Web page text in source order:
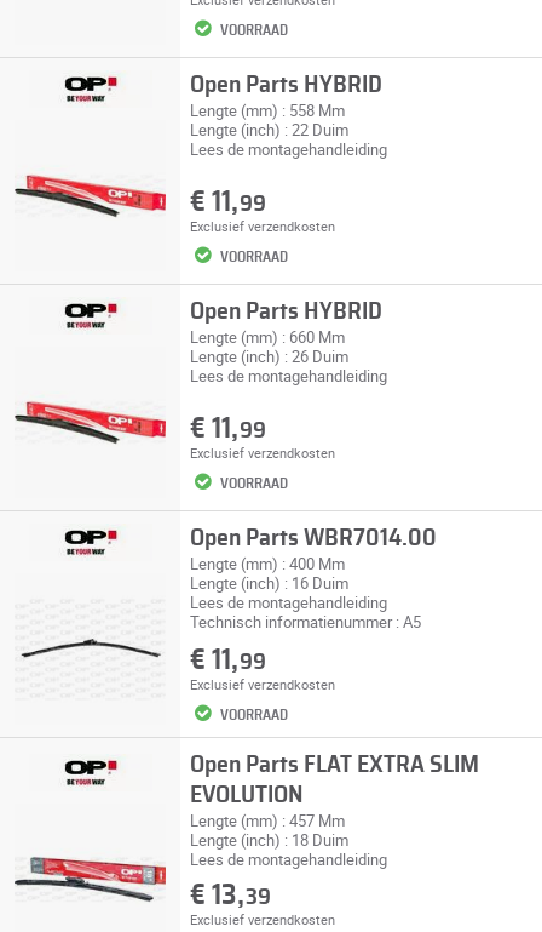
VOORRAAD
Open Parts HYBRID
Lengte (mm) : 558 Mm
Lengte (inch) : 22 Duim
Lees de montagehandleiding
€ 11,99
Exclusief verzendkosten
VOORRAAD
Open Parts HYBRID
Lengte (mm) : 660 Mm
Lengte (inch) : 26 Duim
Lees de montagehandleiding
€ 11,99
Exclusief verzendkosten
VOORRAAD
Open Parts WBR7014.00
Lengte (mm) : 400 Mm
Lengte (inch) : 16 Duim
Lees de montagehandleiding
Technisch informatienummer : A5
€ 11,99
Exclusief verzendkosten
VOORRAAD
Open Parts FLAT EXTRA SLIM
EVOLUTION
Lengte (mm) : 457 Mm
Lengte (inch) : 18 Duim
Lees de montagehandleiding
€ 13,39
Exclusief verzendkosten